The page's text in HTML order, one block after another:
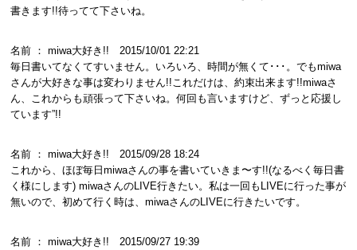
書きます!!待ってて下さいね。
名前 ： miwa大好き!! 2015/10/01 22:21
毎日書いてなくてすいません。いろいろ、時間が無くて･･･。でもmiwa
さんが大好きな事は変わりません!!これだけは、約束出来ます!!miwaさ
ん、これからも頑張って下さいね。何回も言いますけど、ずっと応援し
ています”!!
名前 ： miwa大好き!! 2015/09/28 18:24
これから、ほぼ毎日miwaさんの事を書いていきま〜す!!(なるべく毎日書
く様にします) miwaさんのLIVE行きたい。私は一回もLIVEに行った事が
無いので、初めて行く時は、miwaさんのLIVEに行きたいです。
名前 ： miwa大好き!! 2015/09/27 19:39